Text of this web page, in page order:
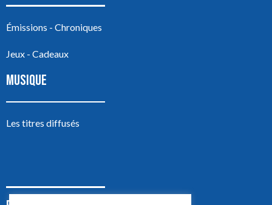
Émissions - Chroniques
Jeux - Cadeaux
MUSIQUE
Les titres diffusés